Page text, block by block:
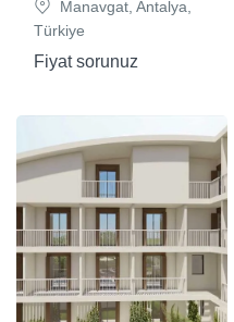
Manavgat, Antalya,
Türkiye
Fiyat sorunuz